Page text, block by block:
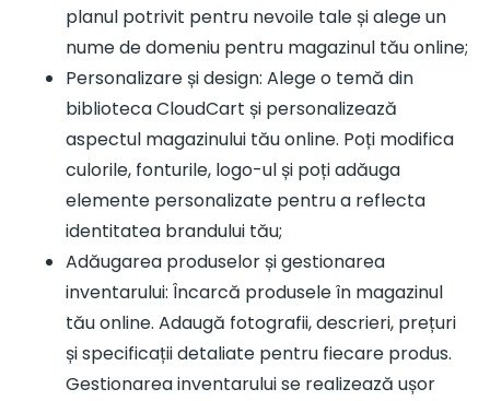
planul potrivit pentru nevoile tale și alege un
nume de domeniu pentru magazinul tău online;
Personalizare și design: Alege o temă din
biblioteca CloudCart și personalizează
aspectul magazinului tău online. Poți modifica
culorile, fonturile, logo-ul și poți adăuga
elemente personalizate pentru a reflecta
identitatea brandului tău;
Adăugarea produselor și gestionarea
inventarului: Încarcă produsele în magazinul
tău online. Adaugă fotografii, descrieri, prețuri
și specificații detaliate pentru fiecare produs.
Gestionarea inventarului se realizează ușor